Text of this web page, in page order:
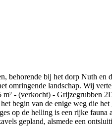
bij het dorp Nuth en
landschap. Wij
- (verkocht) - Grijzegrubben
begin van de enige weg die
op de helling is een rijke
gepland, alsmede een